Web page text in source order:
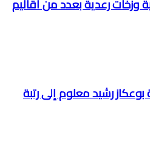
وزخات رعدية بعدد من أقاليم
بوعكاز رشيد معلوم إلى رتبة